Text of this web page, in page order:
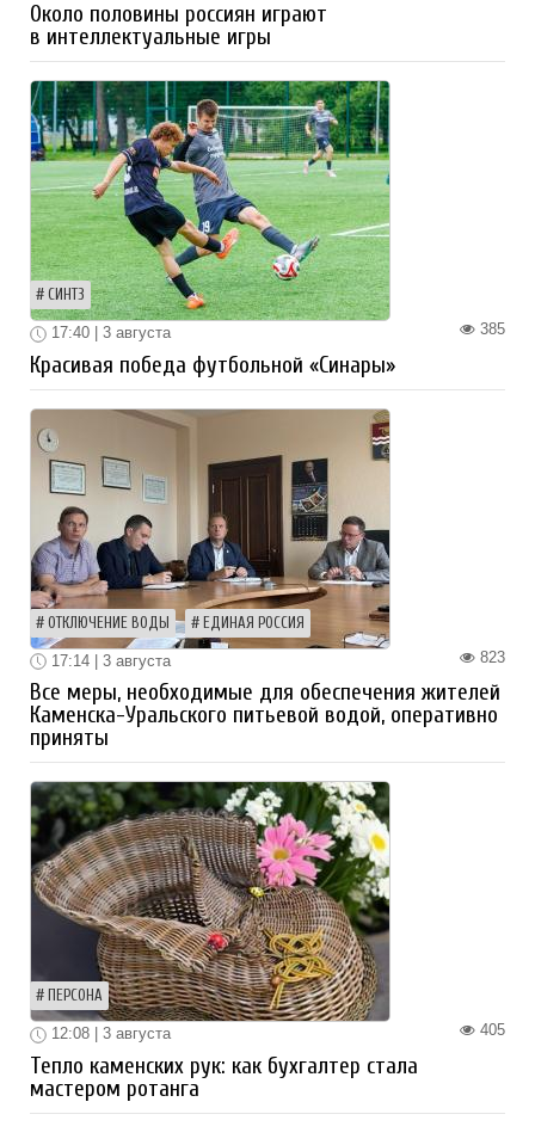
Около половины россиян играют
в интеллектуальные игры
СИНТЗ
385
17:40 | 3 августа
Красивая победа футбольной «Синары»
ОТКЛЮЧЕНИЕ ВОДЫ ЕДИНАЯ РОССИЯ
823
17:14 | 3 августа
Все меры, необходимые для обеспечения жителей
Каменска-Уральского питьевой водой, оперативно
приняты
ПЕРСОНА
405
12:08 | 3 августа
Тепло каменских рук: как бухгалтер стала
мастером ротанга